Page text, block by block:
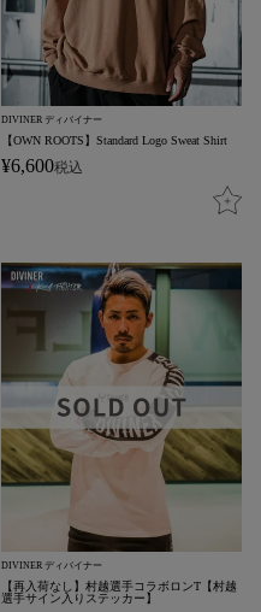
DIVINER ディバイナー
【OWN ROOTS】Standard Logo Sweat Shirt
¥6,600税込
DIVINER ディバイナー
【再入荷なし】村越選手コラボロンT【村越
選手サイン入りステッカー】